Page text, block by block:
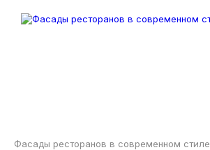
Фасады ресторанов в современном стиле